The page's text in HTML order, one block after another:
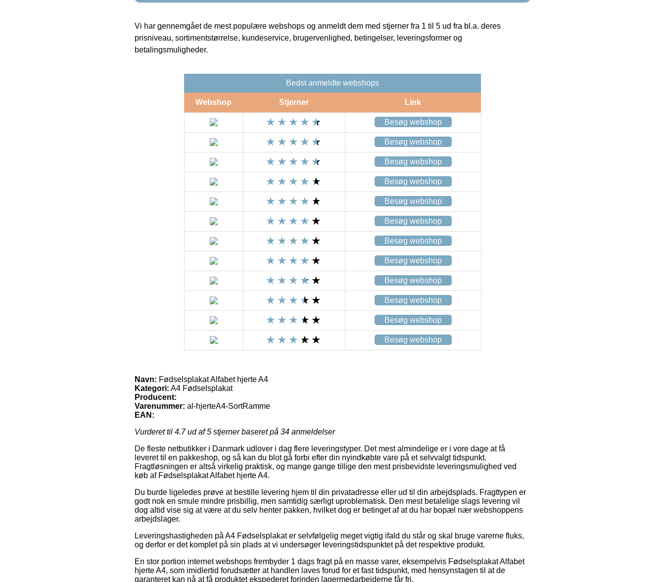
Vi har gennemgået de mest populære webshops og anmeldt dem med stjerner fra 1 til 5 ud fra bl.a. deres
prisniveau, sortimentstørrelse, kundeservice, brugervenlighed, betingelser, leveringsformer og
betalingsmuligheder.
Bedst anmeldte webshops
Webshop Stjerner Link
Besøg webshop
Besøg webshop
Besøg webshop
Besøg webshop
Besøg webshop
Besøg webshop
Besøg webshop
Besøg webshop
Besøg webshop
Besøg webshop
Besøg webshop
Besøg webshop
Navn: Fødselsplakat Alfabet hjerte A4
Kategori: A4 Fødselsplakat
Producent:
Varenummer: al-hjerteA4-SortRamme
EAN:
Vurderet til 4.7ud af 5 stjerner baseret på 34 anmeldelser
De fleste netbutikker i Danmark udlover i dag flere leveringstyper. Det mest almindelige er i vore dage at få
leveret til en pakkeshop, og så kan du blot gå forbi efter din nyindkøbte vare på et selvvalgt tidspunkt.
Fragtløsningen er altså virkelig praktisk, og mange gange tillige den mest prisbevidste leveringsmulighed ved
køb af Fødselsplakat Alfabet hjerte A4.
Du burde ligeledes prøve at bestille levering hjem til din privatadresse eller ud til din arbejdsplads. Fragttypen er
godt nok en smule mindre prisbillig, men samtidig særligt uproblematisk. Den mest betalelige slags levering vil
dog altid vise sig at være at du selv henter pakken, hvilket dog er betinget af at du har bopæl nær webshoppens
arbejdslager.
Leveringshastigheden på A4 Fødselsplakat er selvfølgelig meget vigtig ifald du står og skal bruge varerne fluks,
og derfor er det komplet på sin plads at vi undersøger leveringstidspunktet på det respektive produkt.
En stor portion internet webshops frembyder 1 dags fragt på en masse varer, eksempelvis Fødselsplakat Alfabet
hjerte A4, som imidlertid forudsætter at handlen laves forud for et fast tidspunkt, med hensynstagen til at de
garanteret kan nå at få produktet ekspederet forinden lagermedarbejderne får fri.